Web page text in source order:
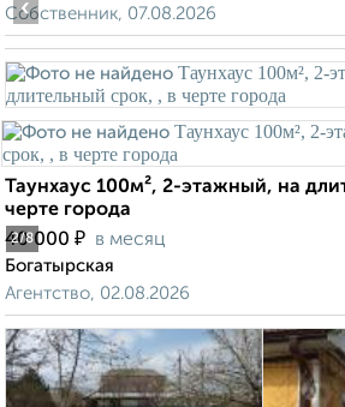
Собственник, 07.08.2026
2/8
‹
Таунхаус 100м², 2-этажный, на
черте города
40 000 ₽ в месяц
Богатырская
Агентство, 02.08.2026